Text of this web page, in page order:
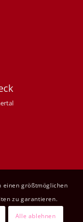
einen größtmöglichen
zu garantieren.
Alle ablehnen